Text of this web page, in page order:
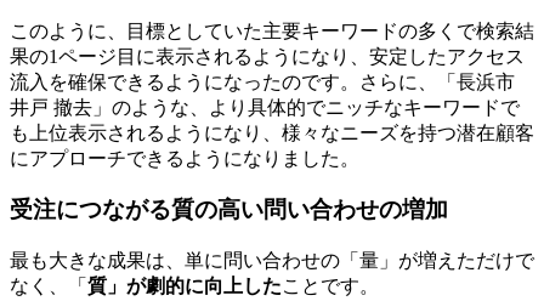
このように、目標としていた主要キーワードの多くで検索結
果の1ページ目に表示されるようになり、安定したアクセス
流入を確保できるようになったのです。さらに、「長浜市
井戸 撤去」のような、より具体的でニッチなキーワードで
も上位表示されるようになり、様々なニーズを持つ潜在顧客
にアプローチできるようになりました。
受注につながる質の高い問い合わせの増加
最も大きな成果は、単に問い合わせの「量」が増えただけで
なく、「 質」が劇的に向上したことです。